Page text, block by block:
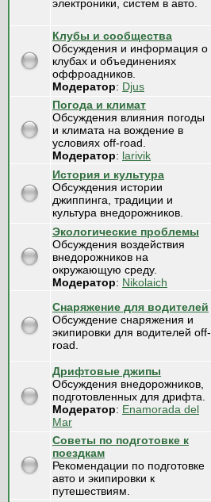
электроники, систем в авто.
Клубы и сообщества
Обсуждения и информация о
клубах и объединениях
оффроадников.
Модератор: Djus
Погода и климат
Обсуждения влияния погоды
и климата на вождение в
условиях off-road.
Модератор: larivik
История и культура
Обсуждения истории
джиппинга, традиции и
культура внедорожников.
Экологические проблемы
Обсуждения воздействия
внедорожников на
окружающую среду.
Модератор: Nikolaich
Снаряжение для водителей
Обсуждение снаряжения и
экипировки для водителей off-
road.
Дрифтовые джипы
Обсуждения внедорожников,
подготовленных для дрифта.
Модератор: Enamorada del
Mar
Советы по подготовке к
поездкам
Рекомендации по подготовке
авто и экипировки к
путешествиям.